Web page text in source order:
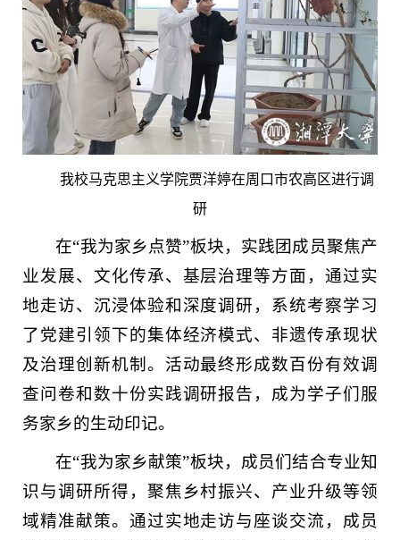
我校马克思主义学院贾洋婷在周口市农高区进行调
研
在“我为家乡点赞”板块，实践团成员聚焦产
业发展、文化传承、基层治理等方面，通过实
地走访、沉浸体验和深度调研，系统考察学习
了党建引领下的集体经济模式、非遗传承现状
及治理创新机制。活动最终形成数百份有效调
查问卷和数十份实践调研报告，成为学子们服
务家乡的生动印记。
在“我为家乡献策”板块，成员们结合专业知
识与调研所得，聚焦乡村振兴、产业升级等领
域精准献策。通过实地走访与座谈交流，成员